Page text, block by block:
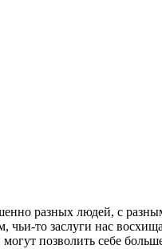
разных людей, с
чьи-то заслуги нас
позволить себе